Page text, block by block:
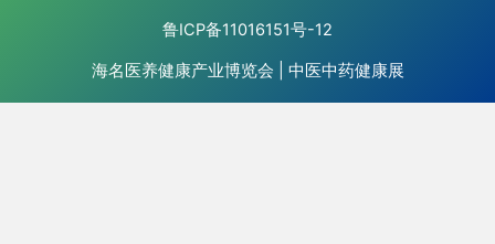
鲁ICP备11016151号-12
海名医养健康产业博览会 中医中药健康展